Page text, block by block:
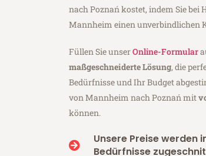
nach Poznań kostet, indem Sie bei
Mannheim einen unverbindlichen
Füllen Sie unserOnline-Formular
maßgeschneiderte Lösung, die
Bedürfnisse und Ihr Budget
von Mannheim nach Poznań mit
können.
Unsere Preise werden
Bedürfnisse